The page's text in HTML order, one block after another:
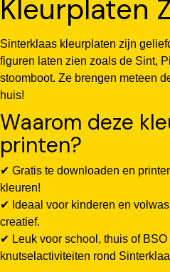
Kleurplaten
Sinterklaas kleurplaten zijn
figuren laten zien zoals de Sint,
stoomboot. Ze brengen meteen
huis!
Waarom deze
printen?
✔ Gratis te downloaden en
kleuren!
✔ Ideaal voor kinderen en
creatief.
✔ Leuk voor school, thuis of BSO
knutselactiviteiten rond